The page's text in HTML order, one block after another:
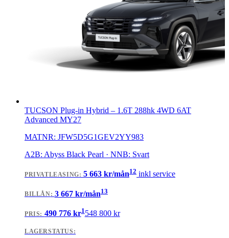
TUCSON Plug-in Hybrid – 1.6T 288hk 4WD 6AT
Advanced MY27
MATNR: JFW5D5G1GEV2YY983
A2B: Abyss Black Pearl · NNB: Svart
PRIVATLEASING:5 663 kr/mån12 inkl service
BILLÅN: 3 667kr/mån13
PRIS: 490 776kr1548 800kr
LAGERSTATUS: